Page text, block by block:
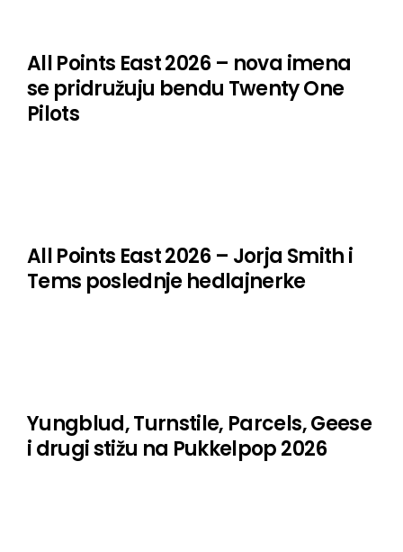
All Points East 2026 – nova imena
se pridružuju bendu Twenty One
Pilots
All Points East 2026 – Jorja Smith i
Tems poslednje hedlajnerke
Yungblud, Turnstile, Parcels, Geese
i drugi stižu na Pukkelpop 2026